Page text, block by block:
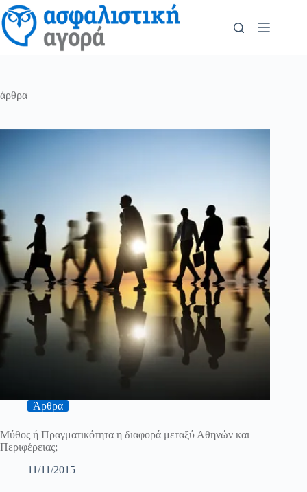
άρθρα
Άρθρα
Μύθος ή Πραγματικότητα η διαφορά μεταξύ Αθηνών και
Περιφέρειας;
11/11/2015